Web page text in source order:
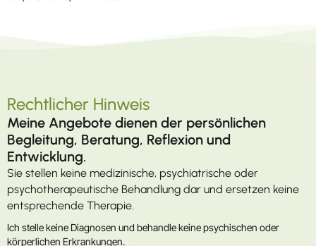
Rechtlicher Hinweis
Meine Angebote dienen der persönlichen
Begleitung, Beratung, Reflexion und
Entwicklung.
Sie stellen keine medizinische, psychiatrische oder
psychotherapeutische Behandlung dar und ersetzen keine
entsprechende Therapie.
Ich stelle keine Diagnosen und behandle keine psychischen oder
körperlichen Erkrankungen.